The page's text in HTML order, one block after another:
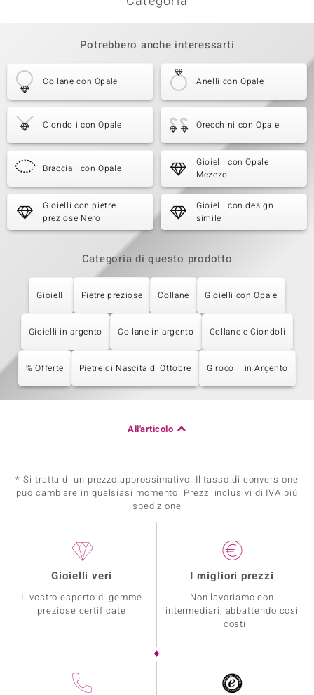
Potrebbero anche interessarti
Collane con Opale Anelli con Opale
Ciondoli con Opale Orecchini con Opale
Bracciali con Opale
Gioielli con Opale
Mezezo
Gioielli con pietre
preziose Nero
Gioielli con design
simile
Categoria di questo prodotto
Gioielli Pietre preziose Collane Gioielli con Opale
Gioielli in argento Collane in argento Collane e Ciondoli
% Offerte Pietre di Nascita di Ottobre Girocolli in Argento
All'articolo
* Si tratta di un prezzo approssimativo. Il tasso di conversione
può cambiare in qualsiasi momento. Prezzi inclusivi di IVA piú
spedizione
Gioielli veri
Il vostro esperto di gemme
preziose certificate
I migliori prezzi
Non lavoriamo con
intermediari, abbattendo così
i costi